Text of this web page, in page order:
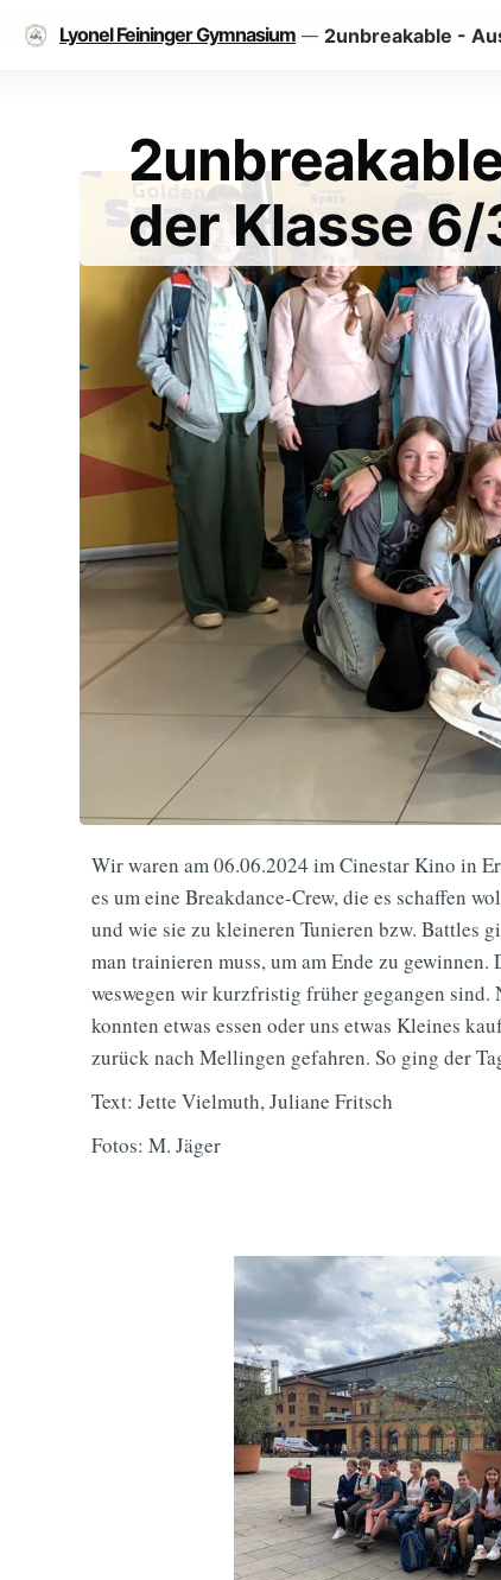
der Klasse
Wir waren am 06.06.2024 im Cinestar Kino in
es um eine Breakdance-Crew, die es schaffen
und wie sie zu kleineren Tunieren bzw. Battles
man trainieren muss, um am Ende zu
weswegen wir kurzfristig früher gegangen
konnten etwas essen oder uns etwas Kleines
zurück nach Mellingen gefahren. So ging der
Text: Jette Vielmuth, Juliane Fritsch
Fotos: M. Jäger
Lyonel Feininger Gymnasium — 2unbreakable -